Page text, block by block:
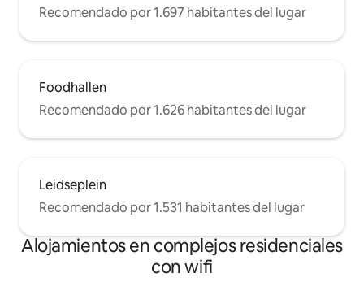
Recomendado por 1.697 habitantes del lugar
Foodhallen
Recomendado por 1.626 habitantes del lugar
Leidseplein
Recomendado por 1.531 habitantes del lugar
Alojamientos en complejos residenciales
con wifi